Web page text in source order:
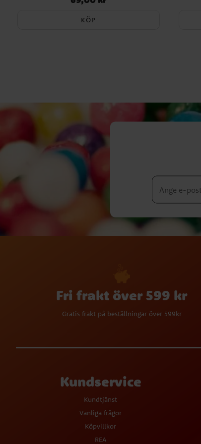
KÖP
Fri frakt över 599 kr
Gratis frakt på beställningar över 599kr
Kundservice
Kundtjänst
Vanliga frågor
Köpvillkor
REA